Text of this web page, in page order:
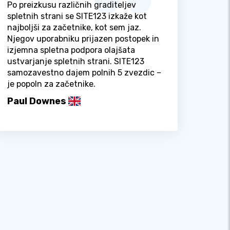
Po preizkusu različnih graditeljev
spletnih strani se SITE123 izkaže kot
najboljši za začetnike, kot sem jaz.
Njegov uporabniku prijazen postopek in
izjemna spletna podpora olajšata
ustvarjanje spletnih strani. SITE123
samozavestno dajem polnih 5 zvezdic –
je popoln za začetnike.
Paul Downes